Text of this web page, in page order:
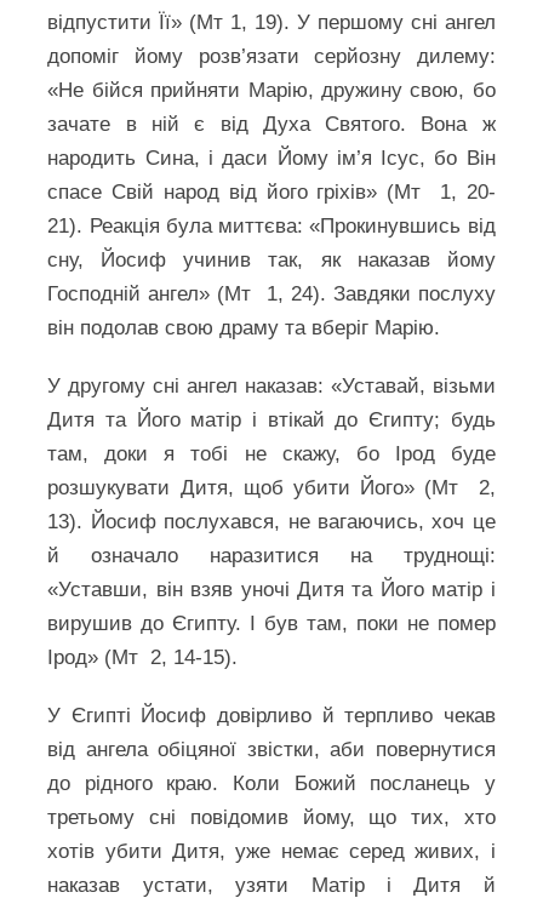
відпустити Її» (Мт 1, 19). У першому сні ангел
допоміг йому розв’язати серйозну дилему:
«Не бійся прийняти Марію, дружину свою, бо
зачате в ній є від Духа Святого. Вона ж
народить Сина, і даси Йому ім’я Ісус, бо Він
спасе Свій народ від його гріхів» (Мт 1, 20-
21). Реакція була миттєва: «Прокинувшись від
сну, Йосиф учинив так, як наказав йому
Господній ангел» (Мт 1, 24). Завдяки послуху
він подолав свою драму та вберіг Марію.
У другому сні ангел наказав: «Уставай, візьми
Дитя та Його матір і втікай до Єгипту; будь
там, доки я тобі не скажу, бо Ірод буде
розшукувати Дитя, щоб убити Його» (Мт 2,
13). Йосиф послухався, не вагаючись, хоч це
й означало наразитися на труднощі:
«Уставши, він взяв уночі Дитя та Його матір і
вирушив до Єгипту. І був там, поки не помер
Ірод» (Мт 2, 14-15).
У Єгипті Йосиф довірливо й терпливо чекав
від ангела обіцяної звістки, аби повернутися
до рідного краю. Коли Божий посланець у
третьому сні повідомив йому, що тих, хто
хотів убити Дитя, уже немає серед живих, і
наказав устати, узяти Матір і Дитя й